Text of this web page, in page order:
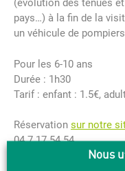
(évolution des tenues
pays…) à la fin de la
un véhicule de
Pour les 6-10 ans
Durée : 1h30
Tarif : enfant : 1.5€,
Réservation sur notre
04.7.17.54.54
Nous